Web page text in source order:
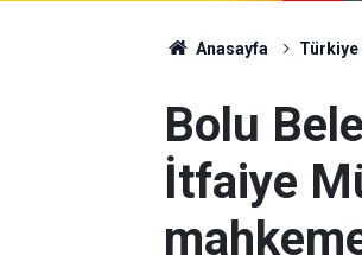
Anasayfa Türkiye
Bolu
İtfaiye